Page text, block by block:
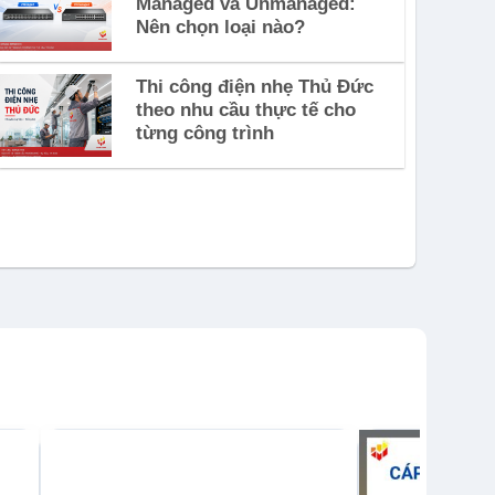
Nên chọn loại nào?
Thi công điện nhẹ Thủ Đức
theo nhu cầu thực tế cho
từng công trình